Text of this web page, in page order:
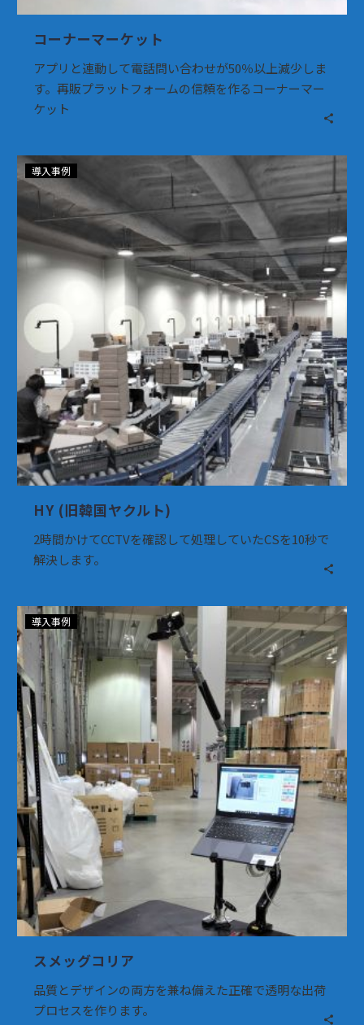
コーナーマーケット
アプリと連動して電話問い合わせが50％以上減少しま
す。再販プラットフォームの信頼を作るコーナーマー
ケット
HY
(旧
韓
国
ヤ
ク
ル
ト)
導入事例
HY (旧韓国ヤクルト)
2時間かけてCCTVを確認して処理していたCSを10秒で
解決します。
ス
メ
ッ
グ
コ
リ
ア
導入事例
スメッグコリア
品質とデザインの両方を兼ね備えた正確で透明な出荷
プロセスを作ります。